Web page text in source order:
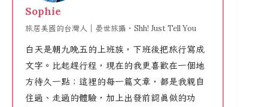
Sophie
旅居美國的台灣人｜晏世旅攝・Shh! Just Tell You
白天是朝九晚五的上班族，下班後把旅行寫成
文字。比起趕行程，現在的我更喜歡在一個地
方待久一點；這裡的每一篇文章，都是我親自
住過、走過的體驗，加上出發前認真做的功